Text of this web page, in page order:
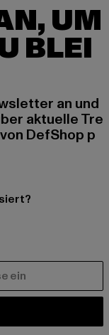
UM
BLEI
an und
aktuelle Tre
DefShop p